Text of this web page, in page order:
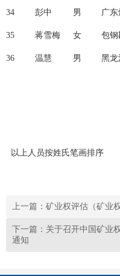
34 彭中 男 广
35 蒋雪梅 女 包钢
36 温慧 男 黑龙
以上人员按姓氏笔画排序
上一篇：矿业权评估（矿业
下一篇：关于召开中国矿业
通知